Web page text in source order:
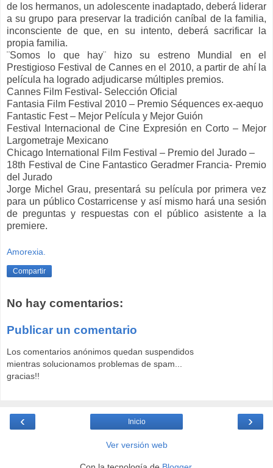
de los hermanos, un adolescente inadaptado, deberá liderar
a su grupo para preservar la tradición caníbal de la familia,
inconsciente de que, en su intento, deberá sacrificar la
propia familia.
¨Somos lo que hay¨ hizo su estreno Mundial en el
Prestigioso Festival de Cannes en el 2010, a partir de ahí la
película ha logrado adjudicarse múltiples premios.
Cannes Film Festival- Selección Oficial
Fantasia Film Festival 2010 – Premio Séquences ex-aequo
Fantastic Fest – Mejor Película y Mejor Guión
Festival Internacional de Cine Expresión en Corto – Mejor
Largometraje Mexicano
Chicago International Film Festival – Premio del Jurado –
18th Festival de Cine Fantastico Geradmer Francia- Premio
del Jurado
Jorge Michel Grau, presentará su película por primera vez
para un público Costarricense y así mismo hará una sesión
de preguntas y respuestas con el público asistente a la
premiere.
Amorexia.
Compartir
No hay comentarios:
Publicar un comentario
Los comentarios anónimos quedan suspendidos
mientras solucionamos problemas de spam...
gracias!!
‹ ›
Inicio
Ver versión web